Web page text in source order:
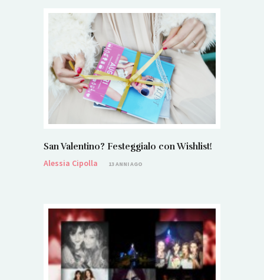
San Valentino? Festeggialo con Wishlist!
Alessia Cipolla
13 ANNI AGO